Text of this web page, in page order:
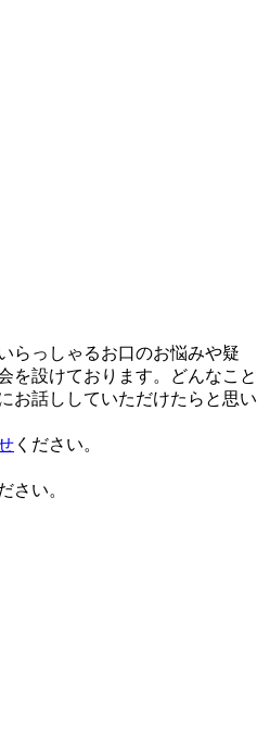
らっしゃるお口のお悩みや疑
を設けております。どんなこと
お話ししていただけたらと思い
ください。
さい。